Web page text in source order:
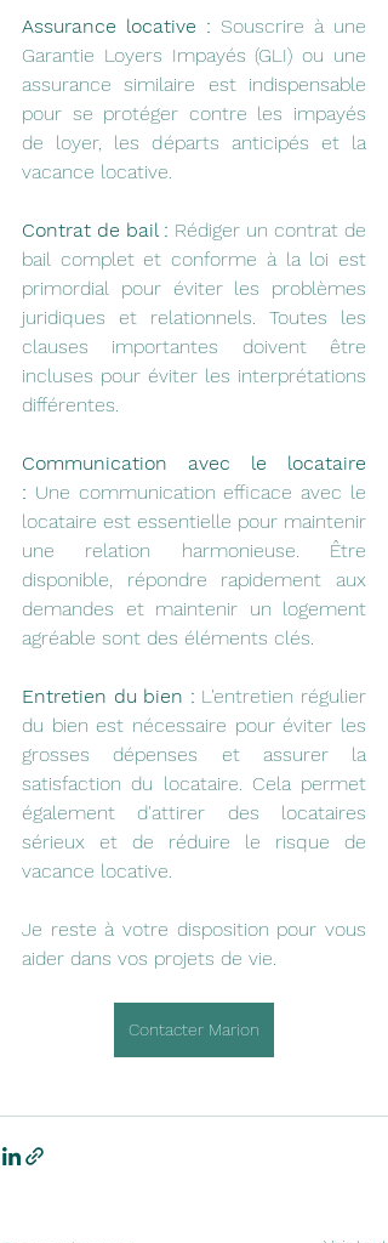
Assurance locative : Souscrire à une
Garantie Loyers Impayés (GLI) ou une
assurance similaire est indispensable
pour se protéger contre les impayés
de loyer, les départs anticipés et la
vacance locative.
Contrat de bail : Rédiger un contrat de
bail complet et conforme à la loi est
primordial pour éviter les problèmes
juridiques et relationnels. Toutes les
clauses importantes doivent être
incluses pour éviter les interprétations
différentes.
Communication avec le locataire
: Une communication efficace avec le
locataire est essentielle pour maintenir
une relation harmonieuse. Être
disponible, répondre rapidement aux
demandes et maintenir un logement
agréable sont des éléments clés.
Entretien du bien : L'entretien régulier
du bien est nécessaire pour éviter les
grosses dépenses et assurer la
satisfaction du locataire. Cela permet
également d'attirer des locataires
sérieux et de réduire le risque de
vacance locative.
Je reste à votre disposition pour vous
aider dans vos projets de vie.
Contacter Marion